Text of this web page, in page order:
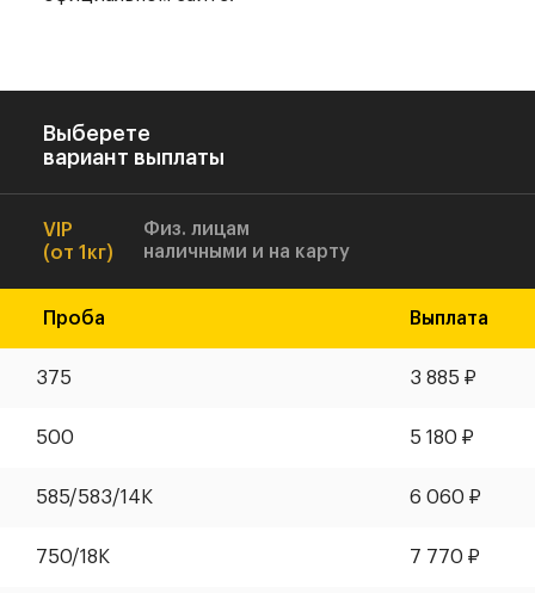
Выберете
вариант выплаты
VIP
(от 1кг)
Физ. лицам
наличными и на карту
Проба Выплата
375 3 885 ₽
500 5 180 ₽
585/583/14К 6 060 ₽
750/18К 7 770 ₽